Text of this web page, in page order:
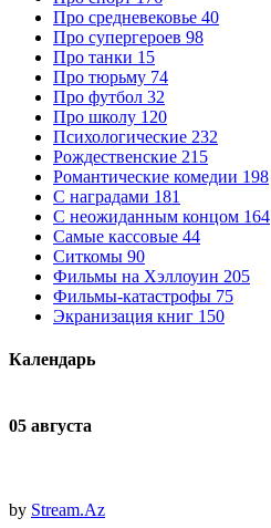
Про средневековье 40
Про супергероев 98
Про танки 15
Про тюрьму 74
Про футбол 32
Про школу 120
Психологические 232
Рождественские 215
Романтические комедии 198
С наградами 181
С неожиданным концом 164
Самые кассовые 44
Ситкомы 90
Фильмы на Хэллоуин 205
Фильмы-катастрофы 75
Экранизация книг 150
Календарь
05 августа
by Stream.Az